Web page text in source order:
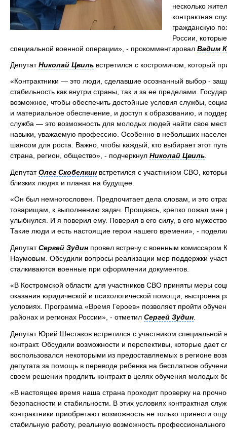
несколько
контрактная
гражданскую
России,
специальной военной операции», - прокомментировал Вадим
ДепутатНиколай Цвиль встретился с костромичом, который
«Контрактники — это люди, сделавшие осознанный выбор -
стабильность как внутри страны, так и за ее пределами.
возможное, чтобы обеспечить достойные условия службы,
и материальное обеспечение, и доступ к образованию, и
служба — это возможность для молодых людей найти свое
навыки, уважаемую профессию. Особенно в небольших
шансом для роста. Важно, чтобы каждый, кто выбирает этот
страна, регион, общество», - подчеркнул Николай Цвиль.
ДепутатОлег Скобелкин встретился с участником СВО,
близких людях и планах на будущее.
«Он был немногословен. Предпочитает дела словам, и это
товарищам, к выполнению задач. Прощаясь, крепко пожал мне
улыбнулся. И я поверил ему. Поверил в его силу, в его
Такие люди и есть настоящие герои нашего времени», -
ДепутатСергей Зудин провел встречу с военным комиссаром
Наумовым. Обсудили вопросы реализации мер поддержки
сталкиваются военные при оформлении документов.
«В Костромской области для участников СВО приняты меры
оказания юридической и психологической помощи, выстроена
условиях. Программа «Время Героев» позволяет пройти
районах и регионах России», - отметил Сергей Зудин
Депутат Юрий Шестаков встретился с участником специальной
контракт. Обсудили возможности и перспективы, которые дает
воспользовался некоторыми из предоставляемых в регионе
депутата за помощь в переводе ребенка на бесплатное
своем решении продлить контракт в целях обучения молодых
«В настоящее время наша страна проходит проверку на
безопасности и стабильности. В этих условиях контрактная
контрактники приобретают возможность не только принести
стабильную работу, реальную возможность